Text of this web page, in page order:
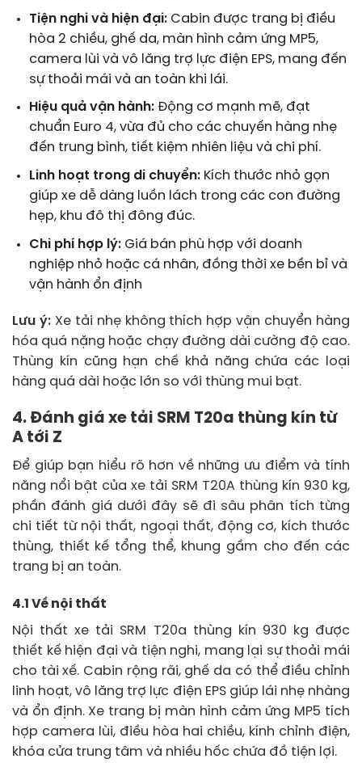
Tiện nghi và hiện đại:Cabin được trang bị điều
hòa 2 chiều, ghế da, màn hình cảm ứng MP5,
camera lùi và vô lăng trợ lực điện EPS, mang đến
sự thoải mái và an toàn khi lái.
Hiệu quả vận hành:Động cơ mạnh mẽ, đạt
chuẩn Euro 4, vừa đủ cho các chuyến hàng nhẹ
đến trung bình, tiết kiệm nhiên liệu và chi phí.
Linh hoạt trong di chuyển:Kích thước nhỏ gọn
giúp xe dễ dàng luồn lách trong các con đường
hẹp, khu đô thị đông đúc.
Chi phí hợp lý:Giá bán phù hợp với doanh
nghiệp nhỏ hoặc cá nhân, đồng thời xe bền bỉ và
vận hành ổn định
Lưu ý:Xe tải nhẹ không thích hợp vận chuyển hàng
hóa quá nặng hoặc chạy đường dài cường độ cao.
Thùng kín cũng hạn chế khả năng chứa các loại
hàng quá dài hoặc lớn so với thùng mui bạt.
4. Đánh giá xe tải SRM T20a thùng kín từ
A tới Z
Để giúp bạn hiểu rõ hơn về những ưu điểm và tính
năng nổi bật của xe tải SRM T20A thùng kín 930 kg,
phần đánh giá dưới đây sẽ đi sâu phân tích từng
chi tiết từ nội thất, ngoại thất, động cơ, kích thước
thùng, thiết kế tổng thể, khung gầm cho đến các
trang bị an toàn.
4.1 Về nội thất
Nội thất xe tải SRM T20a thùng kín 930 kg được
thiết kế hiện đại và tiện nghi, mang lại sự thoải mái
cho tài xế. Cabin rộng rãi, ghế da có thể điều chỉnh
linh hoạt, vô lăng trợ lực điện EPS giúp lái nhẹ nhàng
và ổn định. Xe trang bị màn hình cảm ứng MP5 tích
hợp camera lùi, điều hòa hai chiều, kính chỉnh điện,
khóa cửa trung tâm và nhiều hốc chứa đồ tiện lợi.